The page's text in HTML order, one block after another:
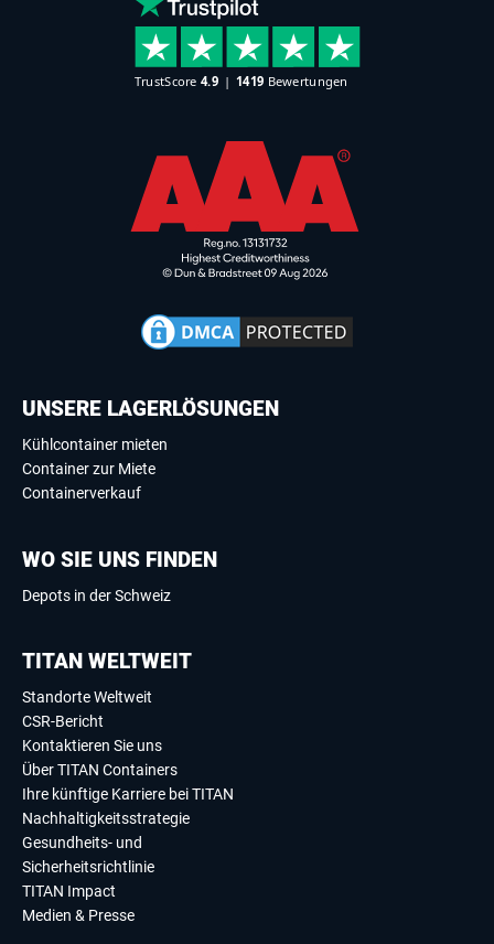
UNSERE LAGERLÖSUNGEN
Kühlcontainer mieten
Container zur Miete
Containerverkauf
WO SIE UNS FINDEN
Depots in der Schweiz
TITAN WELTWEIT
Standorte Weltweit
CSR-Bericht
Kontaktieren Sie uns
Über TITAN Containers
Ihre künftige Karriere bei TITAN
Nachhaltigkeitsstrategie
Gesundheits- und
Sicherheitsrichtlinie
TITAN Impact
Medien & Presse